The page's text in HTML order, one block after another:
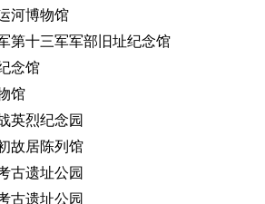
河博物馆
第十三军军部旧址纪念馆
念馆
馆
英烈纪念园
故居陈列馆
古遗址公园
古遗址公园